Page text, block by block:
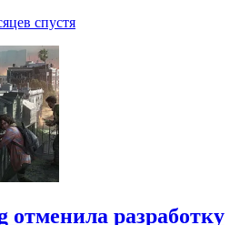
спустя
отменила разработку